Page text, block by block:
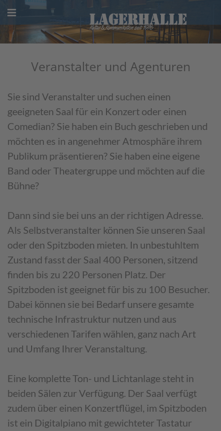
Skip
to
content
Veranstalter und Agenturen
Sie sind Veranstalter und suchen einen
geeigneten Saal für ein Konzert oder einen
Comedian? Sie haben ein Buch geschrieben und
möchten es in angenehmer Atmosphäre ihrem
Publikum präsentieren? Sie haben eine eigene
Band oder Theatergruppe und möchten auf die
Bühne?
Dann sind sie bei uns an der richtigen Adresse.
Als Selbstveranstalter können Sie unseren Saal
oder den Spitzboden mieten. In unbestuhltem
Zustand fasst der Saal 400 Personen, sitzend
finden bis zu 220 Personen Platz. Der
Spitzboden ist geeignet für bis zu 100 Besucher.
Dabei können sie bei Bedarf unsere gesamte
technische Infrastruktur nutzen und aus
verschiedenen Tarifen wählen, ganz nach Art
und Umfang Ihrer Veranstaltung.
Eine komplette Ton- und Lichtanlage steht in
beiden Sälen zur Verfügung. Der Saal verfügt
zudem über einen Konzertflügel, im Spitzboden
ist ein Digitalpiano mit gewichteter Tastatur